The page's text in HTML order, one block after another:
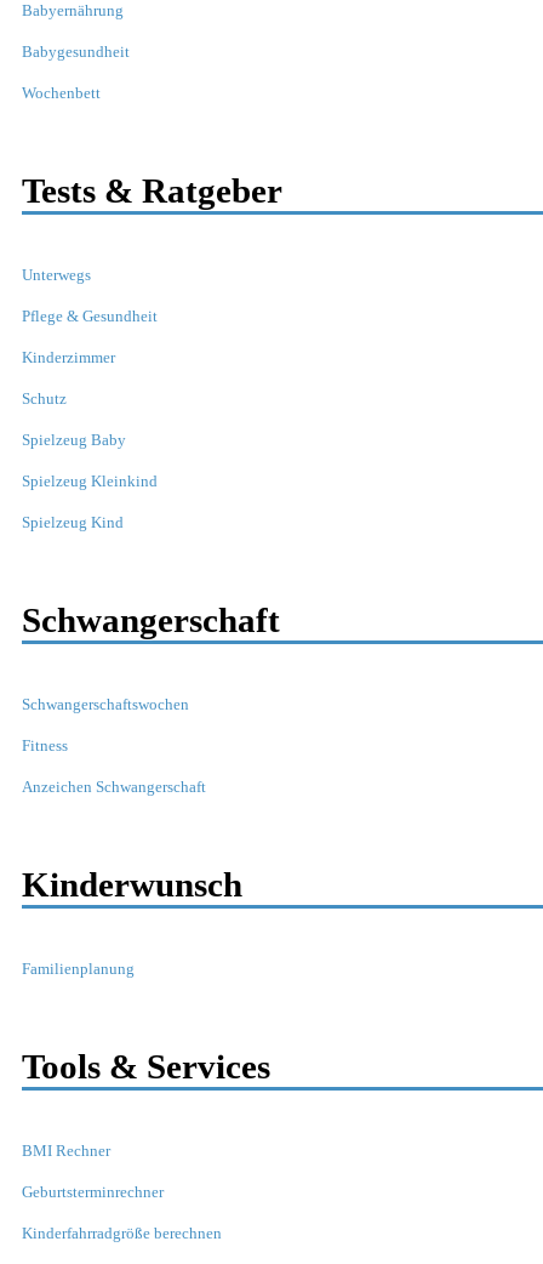
Babyernährung
Babygesundheit
Wochenbett
Tests & Ratgeber
Unterwegs
Pflege & Gesundheit
Kinderzimmer
Schutz
Spielzeug Baby
Spielzeug Kleinkind
Spielzeug Kind
Schwangerschaft
Schwangerschaftswochen
Fitness
Anzeichen Schwangerschaft
Kinderwunsch
Familienplanung
Tools & Services
BMI Rechner
Geburtsterminrechner
Kinderfahrradgröße berechnen